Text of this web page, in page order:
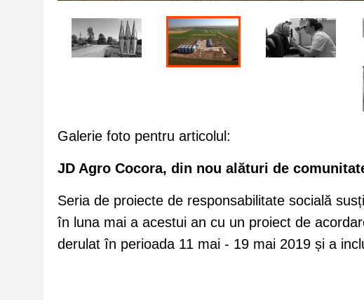
Galerie foto pentru articolul:
JD Agro Cocora, din nou alături de
Seria de proiecte de responsabilitate socială
în luna mai a acestui an cu un proiect de
derulat în perioada 11 mai - 19 mai 2019 și a